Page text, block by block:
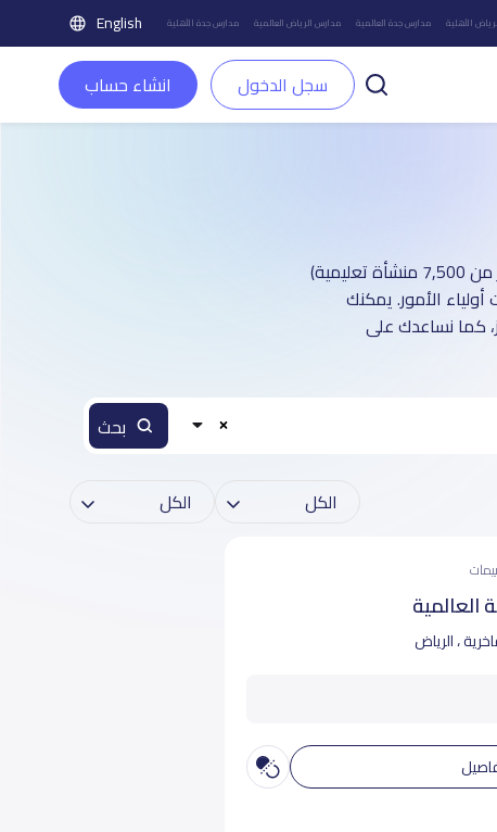
الأهلية مدارس جدة العالمية مدارس الرياض العالمية مدارس جدة الأهلية English
سجل الدخول انشاء حساب
دليل مدارس مدينة الرياض العالمية بنين: أكثر من 1 صفحة تعريفية (تغطي أكثر من 7,500 منشأة تعليمية)
الأمور. يمكنك
كما نساعدك على
العالمية
، الرياض